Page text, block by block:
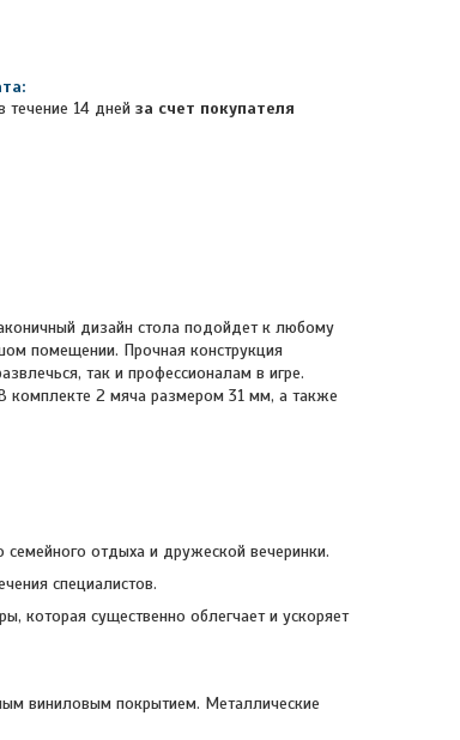
течение 14 дней за счет покупателя
дизайн стола подойдет к любому
помещении. Прочная конструкция
так и профессионалам в игре.
комплекте 2 мяча размером 31 мм, а также
отдыха и дружеской вечеринки.
специалистов.
которая существенно облегчает и ускоряет
виниловым покрытием. Металлические